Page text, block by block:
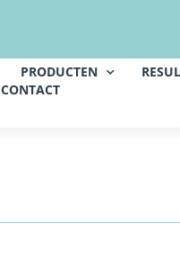
PRODUCTEN
CONTACT